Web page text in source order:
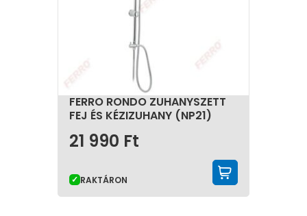
FERRO RONDO ZUHANYSZETT
FEJ ÉS KÉZIZUHANY (NP21)
21 990 Ft
RAKTÁRON